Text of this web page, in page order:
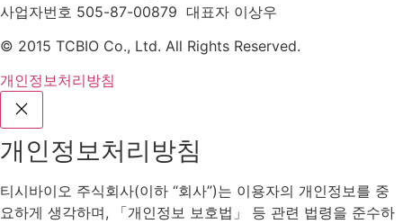
사업자번호 505-87-00879 대표자 이상우
© 2015 TCBIO Co., Ltd. All Rights Reserved.
개인정보처리방침
개인정보처리방침
티시바이오 주식회사(이하 “회사”)는 이용자의 개인정보를 중
요하게 생각하며, 「개인정보 보호법」 등 관련 법령을 준수하